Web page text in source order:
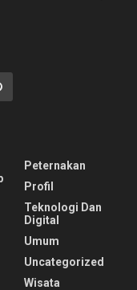
Peternakan
Profil
Teknologi Dan
Digital
Umum
Uncategorized
Wisata